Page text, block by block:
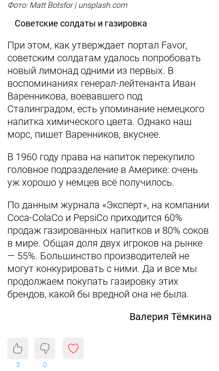
Фото: Matt Botsfor | unsplash.com
Советские солдаты и газировка
При этом, как утверждает портал Favor,
советским солдатам удалось попробовать
новый лимонад одними из первых. В
воспоминаниях генерал-лейтенанта Иван
Варенникова, воевавшего под
Сталинградом, есть упоминание немецкого
напитка химического цвета. Однако наш
морс, пишет Варенников, вкуснее.
В 1960 году права на напиток перекупило
головное подразделение в Америке: очень
уж хорошо у немцев всё получилось.
По данным журнала «Эксперт», на компании
Coca-ColaСo и PepsiCo приходится 60%
продаж газированных напитков и 80% соков
в мире. Общая доля двух игроков на рынке
— 55%. Большинство производителей не
могут конкурировать с ними. Да и все мы
продолжаем покупать газировку этих
брендов, какой бы вредной она не была.
Валерия Тёмкина
3 0